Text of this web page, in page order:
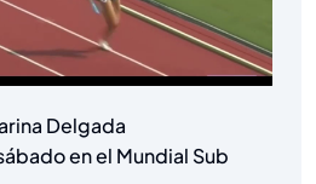
Delgada
en el Mundial Sub